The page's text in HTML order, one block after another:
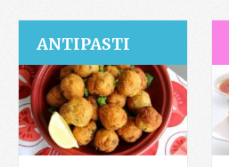
ANTIPASTI